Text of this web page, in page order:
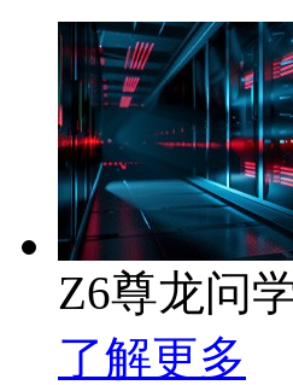
Z6尊龙问
了解更多